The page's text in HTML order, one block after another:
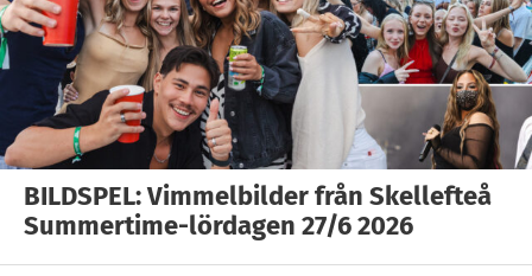
BILDSPEL: Vimmelbilder från Skellefteå
Summertime-lördagen 27/6 2026